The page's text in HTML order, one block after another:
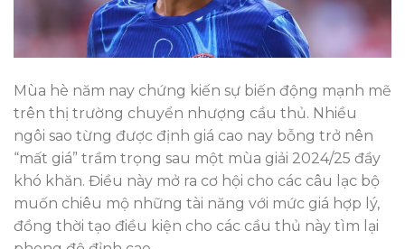
Mùa hè năm nay chứng kiến sự biến động mạnh mẽ
trên thị trường chuyển nhượng cầu thủ. Nhiều
ngôi sao từng được định giá cao nay bỗng trở nên
“mất giá” trầm trọng sau một mùa giải 2024/25 đầy
khó khăn. Điều này mở ra cơ hội cho các câu lạc bộ
muốn chiêu mộ những tài năng với mức giá hợp lý,
đồng thời tạo điều kiện cho các cầu thủ này tìm lại